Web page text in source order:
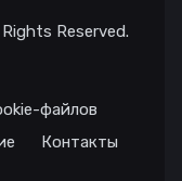
Reserved.
файлов
Контакты